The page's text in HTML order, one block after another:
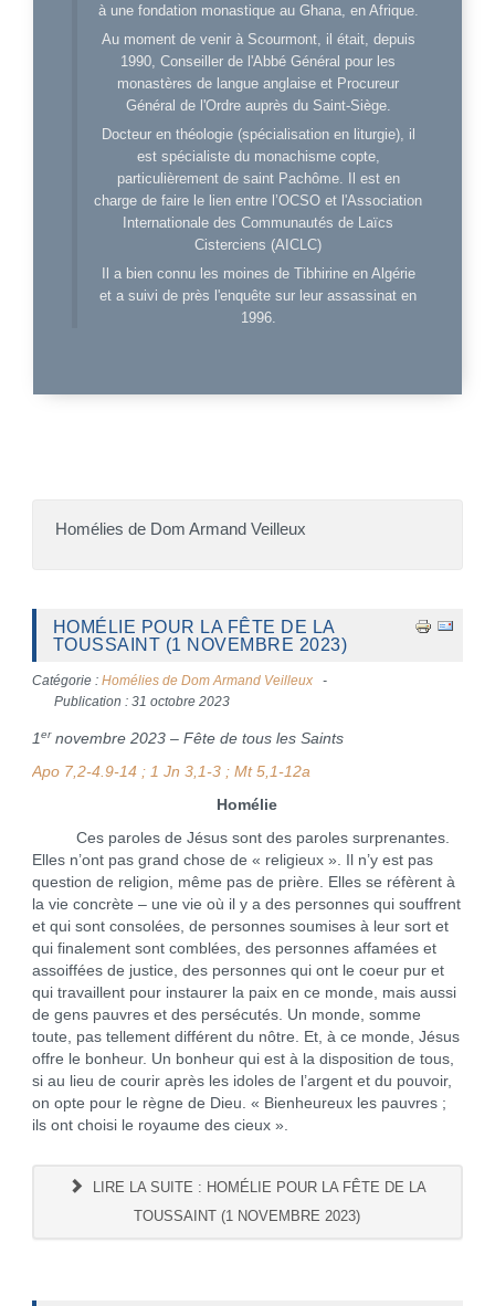
à une fondation monastique au Ghana, en Afrique.
Au moment de venir à Scourmont, il était, depuis
1990, Conseiller de l'Abbé Général pour les
monastères de langue anglaise et Procureur
Général de l'Ordre auprès du Saint-Siège.
Docteur en théologie (spécialisation en liturgie), il
est spécialiste du monachisme copte,
particulièrement de saint Pachôme. Il est en
charge de faire le lien entre l’OCSO et l'Association
Internationale des Communautés de Laïcs
Cisterciens (AICLC)
Il a bien connu les moines de Tibhirine en Algérie
et a suivi de près l'enquête sur leur assassinat en
1996.
Homélies de Dom Armand Veilleux
HOMÉLIE POUR LA FÊTE DE LA
TOUSSAINT (1 NOVEMBRE 2023)
Catégorie : Homélies de Dom Armand Veilleux
Publication : 31 octobre 2023
1ernovembre 2023 – Fête de tous les Saints
Apo 7,2-4.9-14 ; 1 Jn 3,1-3 ; Mt 5,1-12a
Homélie
Ces paroles de Jésus sont des paroles surprenantes.
Elles n’ont pas grand chose de « religieux ». Il n’y est pas
question de religion, même pas de prière. Elles se réfèrent à
la vie concrète – une vie où il y a des personnes qui souffrent
et qui sont consolées, de personnes soumises à leur sort et
qui finalement sont comblées, des personnes affamées et
assoiffées de justice, des personnes qui ont le coeur pur et
qui travaillent pour instaurer la paix en ce monde, mais aussi
de gens pauvres et des persécutés. Un monde, somme
toute, pas tellement différent du nôtre. Et, à ce monde, Jésus
offre le bonheur. Un bonheur qui est à la disposition de tous,
si au lieu de courir après les idoles de l’argent et du pouvoir,
on opte pour le règne de Dieu. « Bienheureux les pauvres ;
ils ont choisi le royaume des cieux ».
LIRE LA SUITE : HOMÉLIE POUR LA FÊTE DE LA
TOUSSAINT (1 NOVEMBRE 2023)